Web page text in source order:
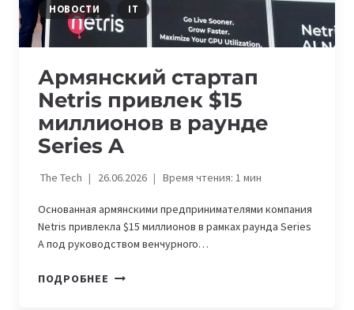
НОВОСТИ IT
Армянский стартап
Netris привлек $15
миллионов в раунде
Series A
The Tech 26.06.2026 Время чтения: 1мин
Основанная армянскими предпринимателями компания
Netris привлекла $15 миллионов в рамках раунда Series
A под руководством венчурного…
ПОДРОБНЕЕ АРМЯНСКИЙ